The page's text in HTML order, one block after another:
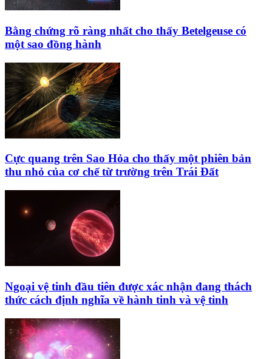
Bằng chứng rõ ràng nhất cho thấy Betelgeuse có
một sao đồng hành
Cực quang trên Sao Hỏa cho thấy một phiên bản
thu nhỏ của cơ chế từ trường trên Trái Đất
Ngoại vệ tinh đầu tiên được xác nhận đang thách
thức cách định nghĩa về hành tinh và vệ tinh